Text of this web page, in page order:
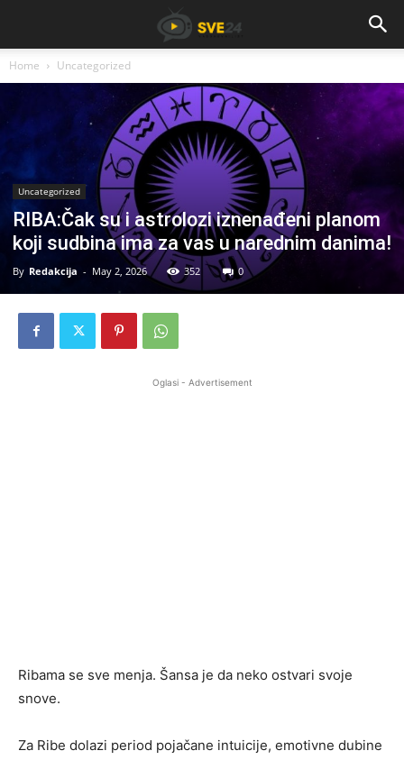
Home Uncategorized
Uncategorized
RIBA:Čak su i astrolozi iznenađeni planom
koji sudbina ima za vas u narednim danima!
By Redakcija - May 2, 2026 352 0
Oglasi - Advertisement
Ribama se sve menja. Šansa je da neko ostvari svoje
snove.
Za Ribe dolazi period pojačane intuicije, emotivne dubine